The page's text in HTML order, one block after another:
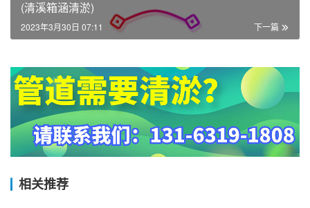
(清溪箱涵清淤)
下一篇
2023年3月30日 07:11
相关推荐